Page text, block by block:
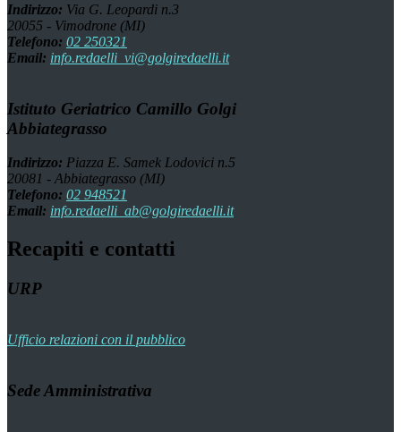
Indirizzo: Via G. Leopardi n.3
20055 - Vimodrone (MI)
Telefono: 02 250321
Email: info.redaelli_vi@golgiredaelli.it
Istituto Geriatrico Camillo Golgi
Abbiategrasso
Indirizzo: Piazza E. Samek Lodovici n.5
20081 - Abbiategrasso (MI)
Telefono: 02 948521
Email: info.redaelli_ab@golgiredaelli.it
Recapiti e contatti
URP
Ufficio relazioni con il pubblico
Sede Amministrativa